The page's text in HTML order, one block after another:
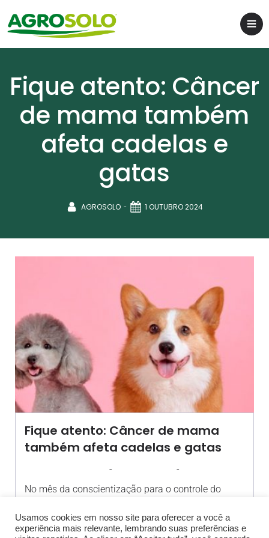
Fique atento: Câncer
de mama também
afeta cadelas e
gatas
AGROSOLO - 1 OUTUBRO 2024
Fique atento: Câncer de mama
também afeta cadelas e gatas
- -
No mês da conscientização para o controle do
Usamos cookies em nosso site para oferecer a você a
experiência mais relevante, lembrando suas preferências e